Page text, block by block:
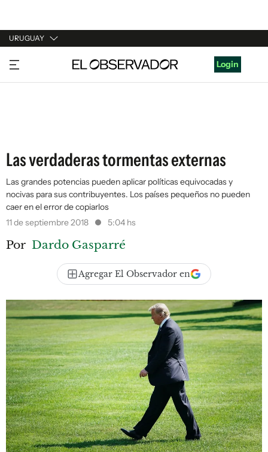
URUGUAY
URUGUAY
ARGENTINA
Login
Las verdaderas tormentas externas
Las grandes potencias pueden aplicar políticas equivocadas y
nocivas para sus contribuyentes. Los países pequeños no pueden
caer en el error de copiarlos
11 de septiembre 2018
5:04 hs
Por Dardo Gasparré
Agregar El Observador en